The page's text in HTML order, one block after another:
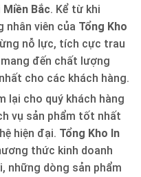
Miền Bắc. Kể từ khi
nhân viên của Tổng Kho
nỗ lực, tích cực trau
đến chất lượng
cho các khách hàng.
lại cho quý khách hàng
vụ sản phẩm tốt nhất
hiện đại. Tổng Kho In
thức kinh doanh
những dòng sản phẩm